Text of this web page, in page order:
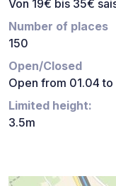
Von 19€ bis 35€
Number of places
150
Open/Closed
Open from 01.04 to
Limited height:
3.5m